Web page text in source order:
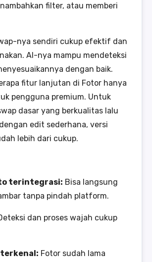
filter, atau memberi
nya sendiri cukup efektif dan
AI-nya mampu mendeteksi
dengan baik.
fitur lanjutan di Fotor hanya
pengguna premium. Untuk
dasar yang berkualitas lalu
edit sederhana, versi
lebih dari cukup.
terintegrasi: Bisa langsung
tanpa pindah platform.
dan proses wajah cukup
Fotor sudah lama